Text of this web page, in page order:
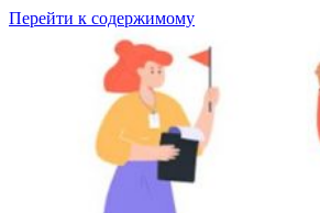
Перейти к содержимому